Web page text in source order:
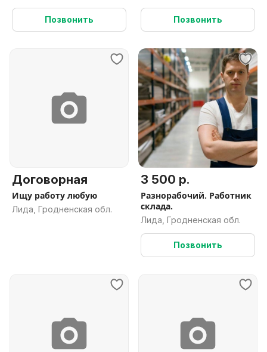
Позвонить Позвонить
Договорная
Ищу работу любую
Лида, Гродненская обл.
3 500 р.
Разнорабочий. Работник
склада.
Лида, Гродненская обл.
Позвонить